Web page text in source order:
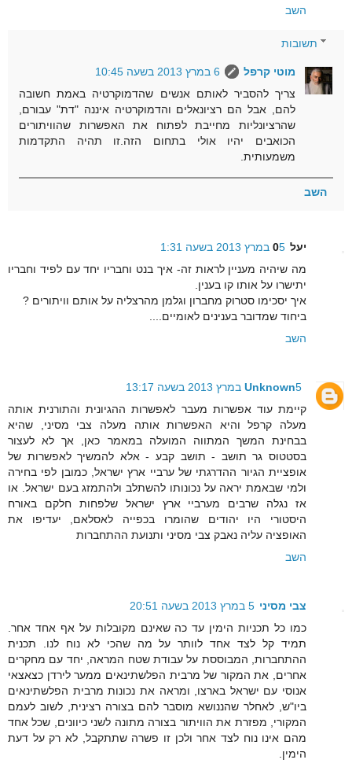
השב
תשובות
מוטי קרפל
6 במרץ 2013 בשעה 10:45
צריך להסביר לאותם אנשים שהדמוקרטיה באמת חשובה
להם, אבל הם רציונאלים והדמוקרטיה איננה "דת" עבורם,
שהרציונליות מחייבת לפתוח את האפשרות שהוויתורים
הכואבים יהיו אולי בתחום הזה.זו תהיה התקדמות
משמעותית.
השב
יעל0 5 במרץ 2013 בשעה 1:31
מה שיהיה מעניין לראות זה- איך בנט וחבריו יחד עם לפיד וחבריו
יתישרו על אותו קו בענין.
איך יסכימו סטרוק מחברון וגלמן מהרצליה על אותם וויתורים ?
ביחוד שמדובר בענינים לאומיים....
השב
Unknown5 במרץ 2013 בשעה 13:17
קיימת עוד אפשרות מעבר לאפשרות ההגיונית והתורנית אותה
מעלה קרפל והיא האפשרות אותה מעלה צבי מסיני, שהיא
בבחינת המשך המתווה המועלה במאמר כאן, אך לא לעצור
בסטטוס גר תושב - תושב קבע - אלא להמשיך לאפשרות של
אופציית הגיור ההדרגתי של ערביי ארץ ישראל, כמובן לפי בחירה
ולמי שבאמת יראה על נכונותו להשתלב ולהתמזג בעם ישראל. או
אז נגלה שרבים מערביי ארץ ישראל שלפחות חלקם באורח
היסטורי היו יהודים שהומרו בכפייה לאסלאם, יעדיפו את
האופציה עליה נאבק צבי מסיני ותנועת ההתחברות
השב
צבי מסיני 5 במרץ 2013 בשעה 20:51
כמו כל תכניות הימין עד כה שאינם מקובלות על אף אחד אחר.
תמיד קל לצד אחד לוותר על מה שהכי לא נוח לנו. תכנית
ההתחברות, המבוססת על עבודת שטח המראה, יחד עם מחקרים
אחרים, את המקור של מרבית הפלשתינאים ממער לירדן כצאצאי
אנוסי עם ישראל בארצו, ומראה את נכונות מרבית הפלשתינאים
ביו"ש, לאחלר שהננושא מוסבר להם בצורה רצינית, לשוב לעמם
המקורי, מפזרת את הוויתור בצורה מתונה לשני כיוונים, שכל אחד
מהם אינו נוח לצד אחר ולכן זו פשרה שתתקבל, לא רק על דעת
הימין.